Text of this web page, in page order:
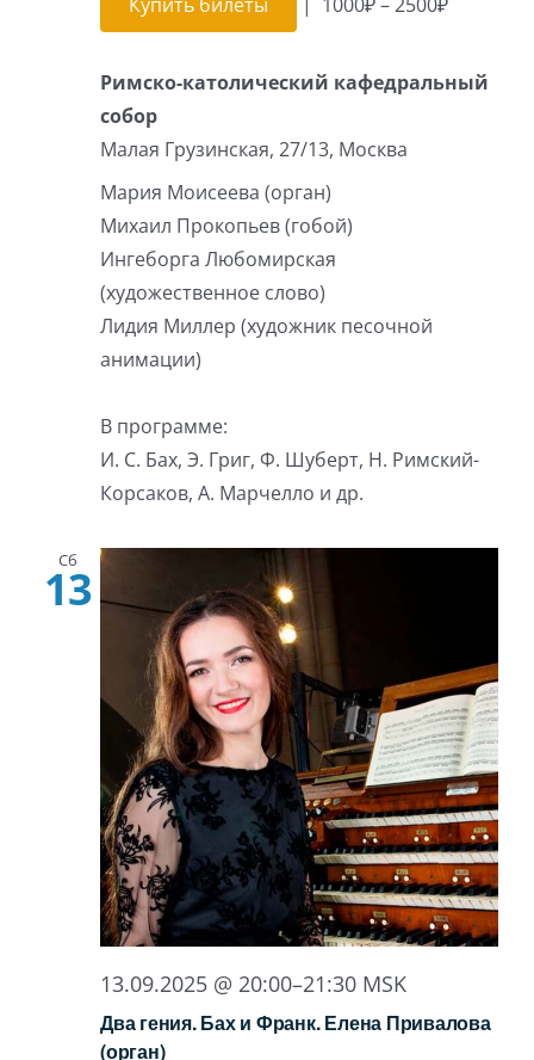
Римско-католический кафедральный
собор
Малая Грузинская, 27/13, Москва
Мария Моисеева (орган)
Михаил Прокопьев (гобой)
Ингеборга Любомирская
(художественное слово)
Лидия Миллер (художник песочной
анимации)
В программе:
И. С. Бах, Э. Григ, Ф. Шуберт, Н. Римский-
Корсаков, А. Марчелло и др.
Сб
13
13.09.2025 @ 20:00–21:30 MSK
Два гения. Бах и Франк. Елена Привалова
(орган)